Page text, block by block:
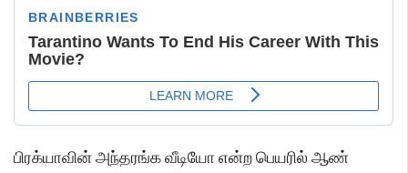
பிரக்யாவின் அந்தரங்க வீடியோ என்ற பெயரில் ஆண்